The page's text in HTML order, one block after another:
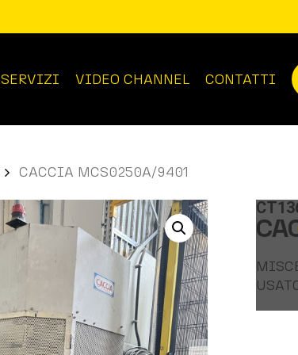
SERVIZI VIDEO CHANNEL CONTATTI
CACCIA MCS0250A/9401